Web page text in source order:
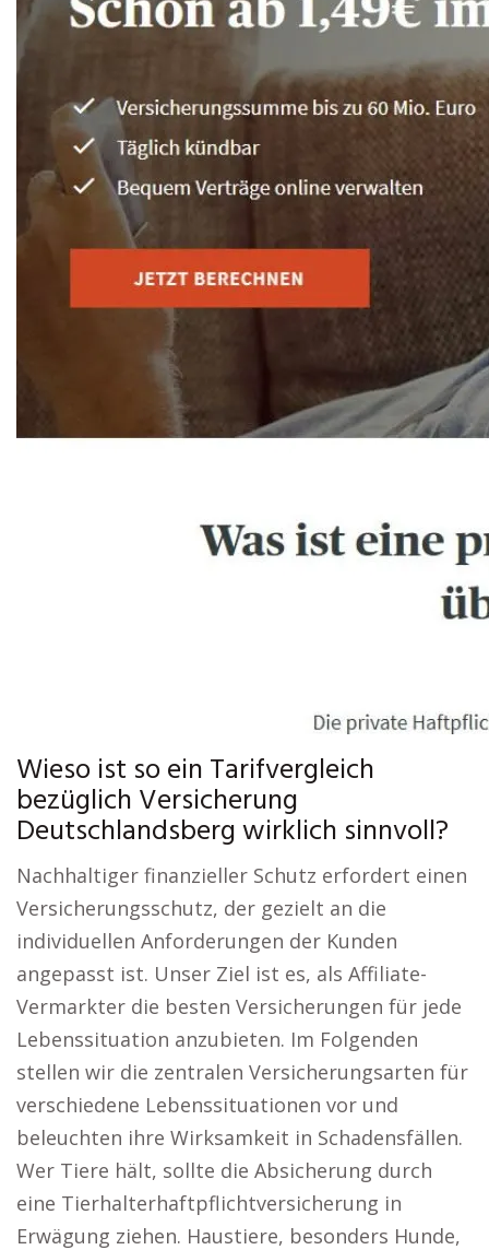
Wieso ist so ein Tarifvergleich
bezüglich Versicherung
Deutschlandsberg wirklich sinnvoll?
Nachhaltiger finanzieller Schutz erfordert einen
Versicherungsschutz, der gezielt an die
individuellen Anforderungen der Kunden
angepasst ist. Unser Ziel ist es, als Affiliate-
Vermarkter die besten Versicherungen für jede
Lebenssituation anzubieten. Im Folgenden
stellen wir die zentralen Versicherungsarten für
verschiedene Lebenssituationen vor und
beleuchten ihre Wirksamkeit in Schadensfällen.
Wer Tiere hält, sollte die Absicherung durch
eine Tierhalterhaftpflichtversicherung in
Erwägung ziehen. Haustiere, besonders Hunde,